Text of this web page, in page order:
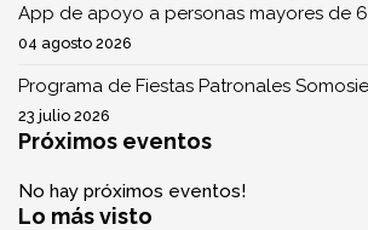
App de apoyo a personas mayores de
04 agosto 2026
Programa de Fiestas Patronales
23 julio 2026
Próximos eventos
No hay próximos eventos!
Lo más visto